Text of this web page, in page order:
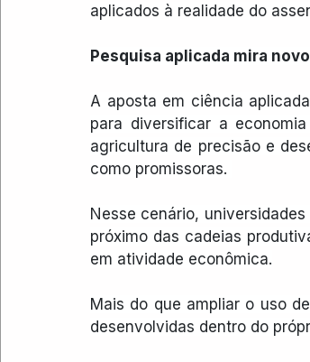
aplicados à realidade do
Pesquisa aplicada mira
A aposta em ciência
para diversificar a
agricultura de precisão e
como promissoras.
Nesse cenário,
próximo das cadeias
em atividade econômica.
Mais do que ampliar o uso
desenvolvidas dentro do